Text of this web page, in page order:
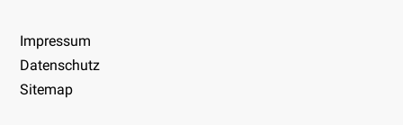
Impressum
Datenschutz
Sitemap